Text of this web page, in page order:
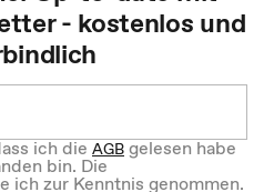
- kostenlos und
ich dieAGBgelesen habe
bin. Die
ich zur Kenntnis genommen.